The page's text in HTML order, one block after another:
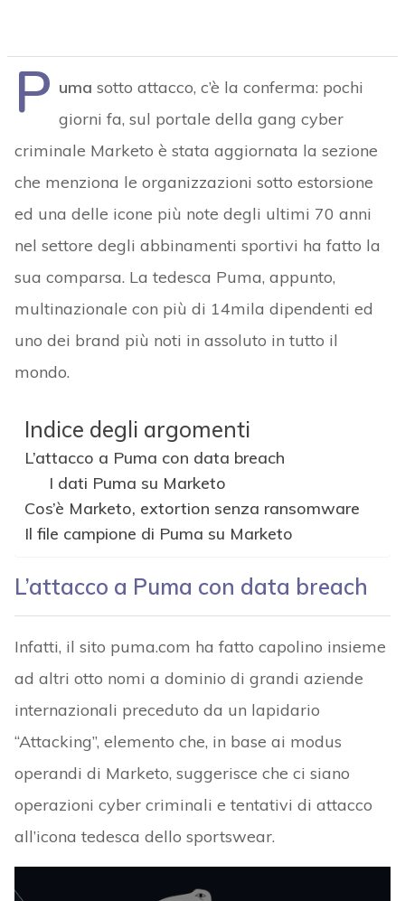
P uma sotto attacco, c’è la conferma: pochi
giorni fa, sul portale della gang cyber
criminale Marketo è stata aggiornata la sezione
che menziona le organizzazioni sotto estorsione
ed una delle icone più note degli ultimi 70 anni
nel settore degli abbinamenti sportivi ha fatto la
sua comparsa. La tedesca Puma, appunto,
multinazionale con più di 14mila dipendenti ed
uno dei brand più noti in assoluto in tutto il
mondo.
Indice degli argomenti
L’attacco a Puma con data breach
I dati Puma su Marketo
Cos’è Marketo, extortion senza ransomware
Il file campione di Puma su Marketo
L’attacco a Puma con data breach
Infatti, il sito puma.com ha fatto capolino insieme
ad altri otto nomi a dominio di grandi aziende
internazionali preceduto da un lapidario
“Attacking”, elemento che, in base ai modus
operandi di Marketo, suggerisce che ci siano
operazioni cyber criminali e tentativi di attacco
all’icona tedesca dello sportswear.